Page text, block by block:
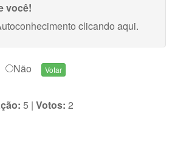
você!
clicando aqui.
Não
5 | Votos: 2